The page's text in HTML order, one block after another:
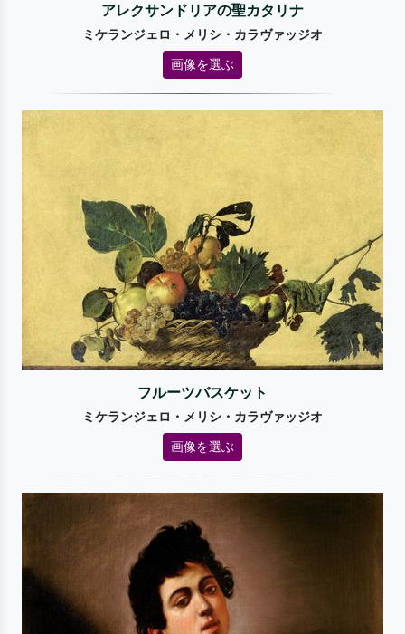
アレクサンドリアの聖カタリナ
ミケランジェロ・メリシ・カラヴァッジオ
画像を選ぶ
フルーツバスケット
ミケランジェロ・メリシ・カラヴァッジオ
画像を選ぶ